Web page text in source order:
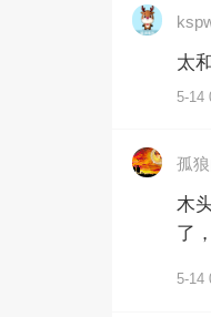
太
5-14
孤
木
了
5-14